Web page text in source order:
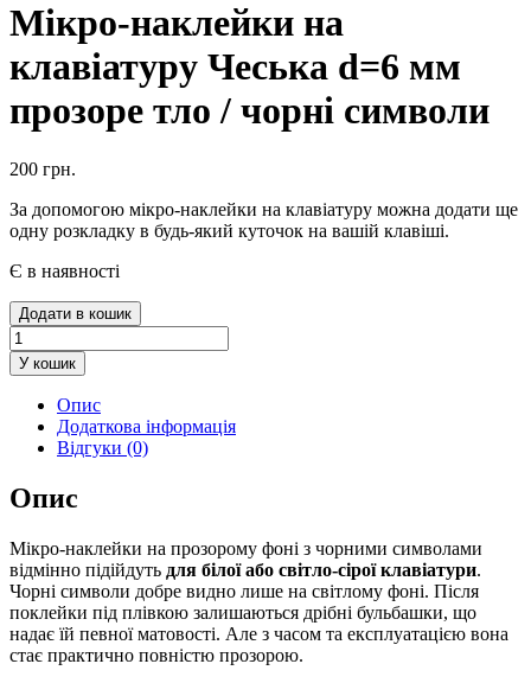
Мікро-наклейки на
клавіатуру Чеська d=6 мм
прозоре тло / чорні символи
200 грн.
За допомогою мікро-наклейки на клавіатуру можна додати ще
одну розкладку в будь-який куточок на вашій клавіші.
Є в наявності
Мікро-
наклейки
на
клавіатуру
Чеська
прозоре
/
символи
кількість
Додати в кошик
У кошик
Опис
Додаткова інформація
Відгуки (0)
Опис
Мікро-наклейки на прозорому фоні з чорними символами
відмінно підійдуть для білої або світло-сірої клавіатури.
Чорні символи добре видно лише на світлому фоні. Після
поклейки під плівкою залишаються дрібні бульбашки, що
надає їй певної матовості. Але з часом та експлуатацією вона
стає практично повністю прозорою.